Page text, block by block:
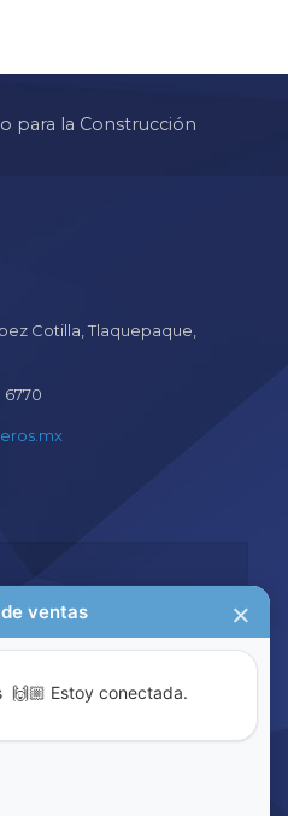
para la Construcción
Cotilla, Tlaquepaque,
6770